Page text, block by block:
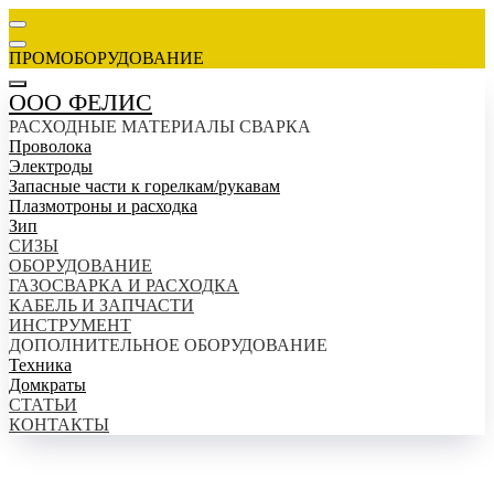
ПРОМОБОРУДОВАНИЕ
ООО ФЕЛИС
РАСХОДНЫЕ МАТЕРИАЛЫ СВАРКА
Проволока
Электроды
Запасные части к горелкам/рукавам
Плазмотроны и расходка
Зип
СИЗЫ
ОБОРУДОВАНИЕ
ГАЗОСВАРКА И РАСХОДКА
КАБЕЛЬ И ЗАПЧАСТИ
ИНСТРУМЕНТ
ДОПОЛНИТЕЛЬНОЕ ОБОРУДОВАНИЕ
Техника
Домкраты
СТАТЬИ
КОНТАКТЫ